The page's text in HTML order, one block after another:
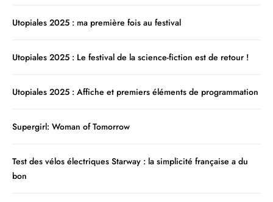
Utopiales 2025 : ma première fois au festival
Utopiales 2025 : Le festival de la science-fiction est de retour !
Utopiales 2025 : Affiche et premiers éléments de programmation
Supergirl: Woman of Tomorrow
Test des vélos électriques Starway : la simplicité française a du
bon